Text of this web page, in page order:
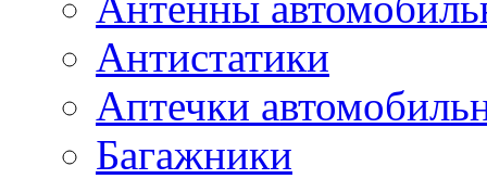
Антистатики
Аптечки
Багажники